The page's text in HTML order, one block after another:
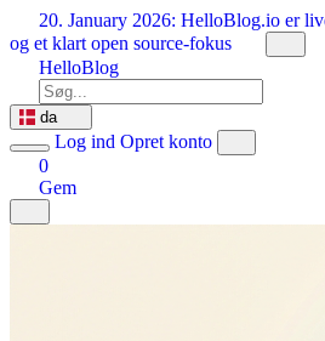
Spring
til
indhold
20. January 2026: HelloBlog.io er
og et klart open source-fokus
HelloBlog
da
Log ind Opret konto
0
Gem